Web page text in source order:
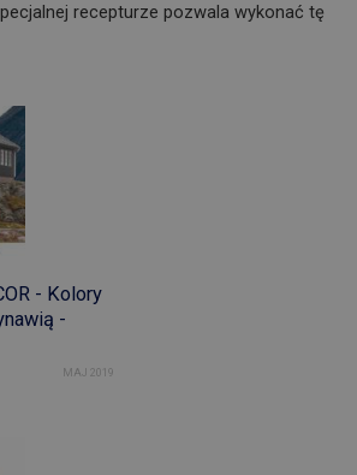
recepturze pozwala wykonać tę
- Kolory
-
MAJ 2019